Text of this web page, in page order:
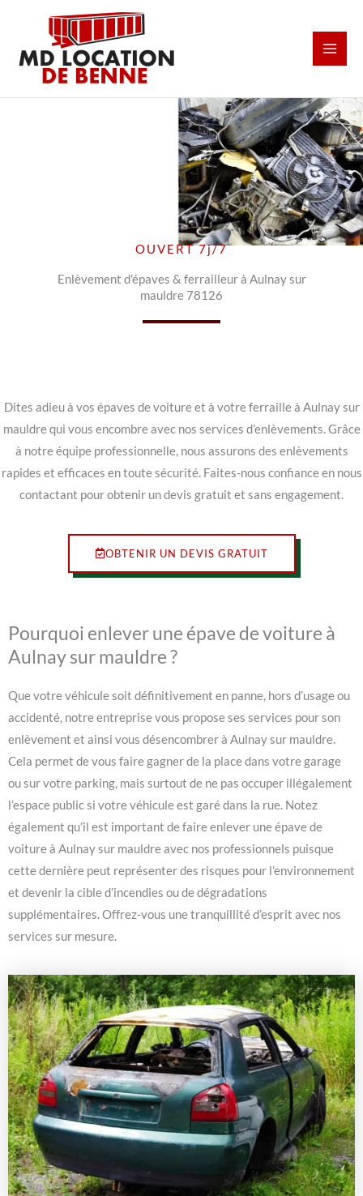
contenu
OUVERT 7j/7
Enlèvement d'épaves & ferrailleur à Aulnay sur
mauldre 78126
Dites adieu à vos épaves de voiture et à votre ferraille à Aulnay sur
mauldre qui vous encombre avec nos services d’enlèvements. Grâce
à notre équipe professionnelle, nous assurons des enlèvements
rapides et efficaces en toute sécurité. Faites-nous confiance en nous
contactant pour obtenir un devis gratuit et sans engagement.
OBTENIR UN DEVIS GRATUIT
Pourquoi enlever une épave de voiture à
Aulnay sur mauldre ?
Que votre véhicule soit définitivement en panne, hors d’usage ou
accidenté, notre entreprise vous propose ses services pour son
enlèvement et ainsi vous désencombrer à Aulnay sur mauldre.
Cela permet de vous faire gagner de la place dans votre garage
ou sur votre parking, mais surtout de ne pas occuper illégalement
l’espace public si votre véhicule est garé dans la rue. Notez
également qu’il est important de faire enlever une épave de
voiture à Aulnay sur mauldre avec nos professionnels puisque
cette dernière peut représenter des risques pour l’environnement
et devenir la cible d’incendies ou de dégradations
supplémentaires. Offrez-vous une tranquillité d’esprit avec nos
services sur mesure.